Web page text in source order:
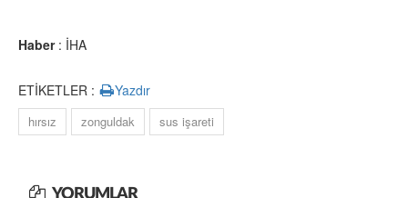
Haber: İHA
ETİKETLER : Yazdır
hırsız zonguldak sus işareti
YORUMLAR